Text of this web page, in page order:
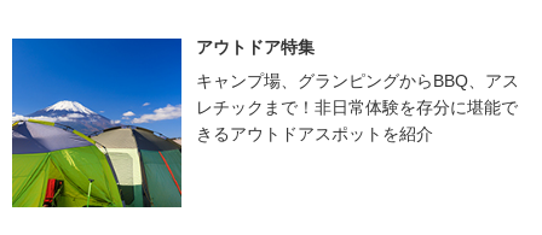
アウトドア特集
キャンプ場、グランピングからBBQ、アス
レチックまで！非日常体験を存分に堪能で
きるアウトドアスポットを紹介